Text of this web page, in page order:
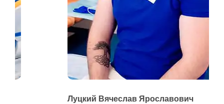
Луцкий Вячеслав Ярославович